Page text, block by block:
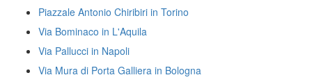
Piazzale Antonio Chiribiri in Torino
Via Bominaco in L'Aquila
Via Pallucci in Napoli
Via Mura di Porta Galliera in Bologna